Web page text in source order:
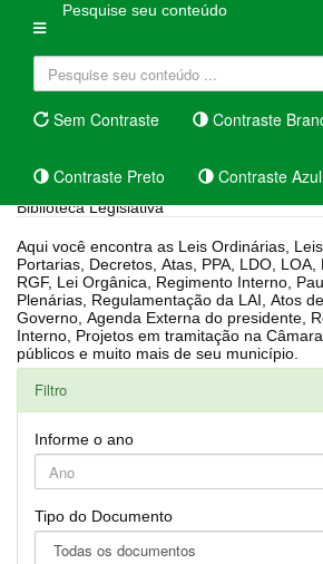
Pesquise seu conteúdo
Sem Contraste Contraste
Contraste Preto Contraste Azul
Biblioteca Legislativa
Aqui você encontra as Leis Ordinárias, Leis Complementares,
Portarias, Decretos, Atas, PPA, LDO, LOA, RREO,
RGF, Lei Orgânica, Regimento Interno,
Plenárias, Regulamentação da LAI, Atos
Governo, Agenda Externa do presidente, Relatório do Controle
Interno, Projetos em tramitação na Câmara, Controle dos bens
públicos e muito mais de seu município.
Filtro
Informe o ano
Tipo do Documento